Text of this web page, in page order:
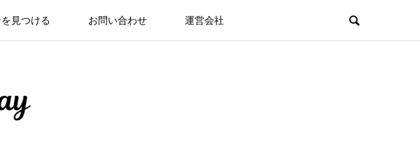
見つける お問い合わせ 運営会社